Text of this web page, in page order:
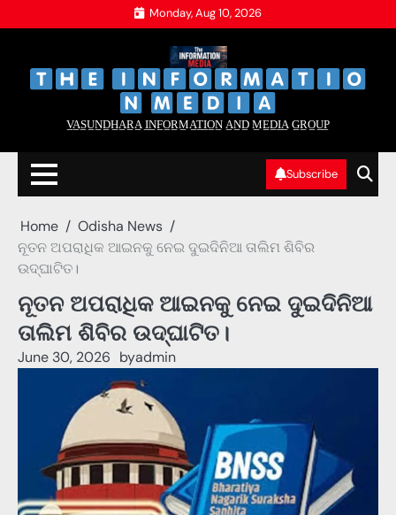
to
Monday, Aug 10, 2026
V̲A̲S̲U̲N̲D̲H̲A̲R̲A̲ I̲N̲F̲O̲R̲M̲A̲T̲I̲O̲N̲ A̲N̲D̲ M̲E̲D̲I̲A̲ G̲R̲O̲U̲P̲
Subscribe
Home
Odisha News
ନୂତନ ଅପରାଧିକ ଆଇନକୁ ନେଇ ଦୁଇଦିନିଆ ତାଲିମ ଶିବିର
ଉଦ୍ଘାଟିତ।
ନୂତନ ଅପରାଧିକ ଆଇନକୁ ନେଇ ଦୁଇଦିନିଆ
ତାଲିମ ଶିବିର ଉଦ୍ଘାଟିତ।
June 30, 2026 byadmin